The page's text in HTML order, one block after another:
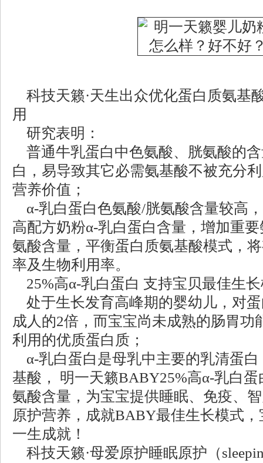
科技天籁·天生出众优化蛋白质氨基
用
研究表明：
普通牛乳蛋白中色氨酸、胱氨酸的
白，易导致其它必需氨基酸不被充分
营养价值；
α-乳白蛋白色氨酸/胱氨酸含量较高
高配方奶粉α-乳白蛋白含量，增加重
氨酸含量，平衡蛋白质氨基酸模式，
率及生物利用率。
25%高α-乳白蛋白 支持宝贝最佳生
处于生长发育高峰期的婴幼儿，对
成人的2倍，而宝宝尚未成熟的肠胃功
利用的优质蛋白质；
α-乳白蛋白是母乳中主要的乳清蛋白
基酸， 明一天籁BABY25%高α-乳白
氨酸含量，为宝宝提供睡眠、免疫、
原护营养，成就BABY最佳生长模式
一生成就！
科技天籁·母爱原护睡眠原护（